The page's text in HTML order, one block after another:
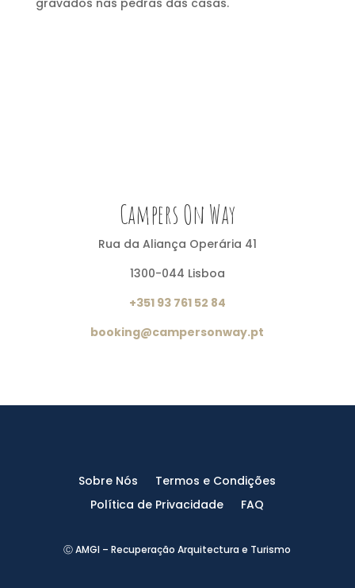
gravados nas pedras das casas.
Campers On Way
Rua da Aliança Operária 41
1300-044 Lisboa
+351 93 761 52 84
booking@campersonway.pt
Sobre Nós
Termos e Condições
Política de Privacidade
FAQ
Ⓒ AMGI – Recuperação Arquitectura e Turismo